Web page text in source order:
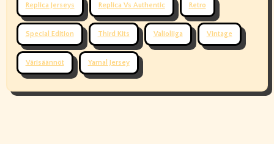
Replica Jerseys Replica Vs Authentic Retro
Special Edition Third Kits Valioliiga Vintage
Värisäännöt Yamal Jersey